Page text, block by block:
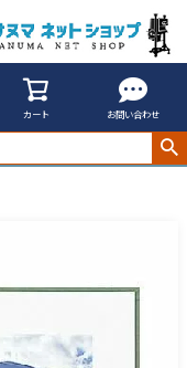
カート お問い合わせ